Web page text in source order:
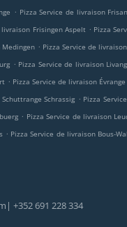
. Pizza Service de livraison
livraison Frisingen Aspelt . Pizza
Medingen . Pizza Service de
. Pizza Service de livraison
. Pizza Service de livraison Évrange
Schrassig . Pizza
. Pizza Service de livraison
. Pizza Service de livraison Bous-
+352 691 228 334